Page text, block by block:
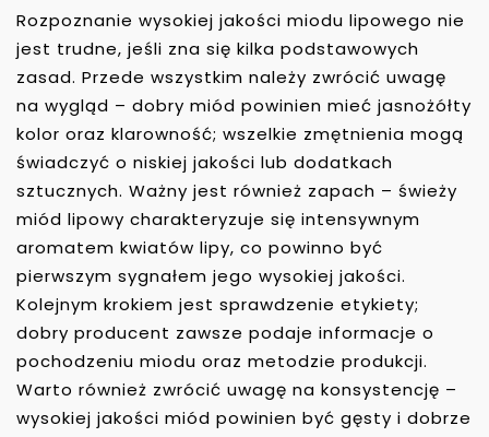
Rozpoznanie wysokiej jakości miodu lipowego nie
jest trudne, jeśli zna się kilka podstawowych
zasad. Przede wszystkim należy zwrócić uwagę
na wygląd – dobry miód powinien mieć jasnożółty
kolor oraz klarowność; wszelkie zmętnienia mogą
świadczyć o niskiej jakości lub dodatkach
sztucznych. Ważny jest również zapach – świeży
miód lipowy charakteryzuje się intensywnym
aromatem kwiatów lipy, co powinno być
pierwszym sygnałem jego wysokiej jakości.
Kolejnym krokiem jest sprawdzenie etykiety;
dobry producent zawsze podaje informacje o
pochodzeniu miodu oraz metodzie produkcji.
Warto również zwrócić uwagę na konsystencję –
wysokiej jakości miód powinien być gęsty i dobrze